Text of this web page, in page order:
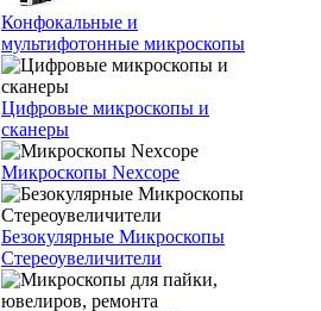
Конфокальные и
мультифотонные микроскопы
Цифровые микроскопы и
сканеры
Микроскопы Nexcope
Безокулярные Микроскопы
Стереоувеличители